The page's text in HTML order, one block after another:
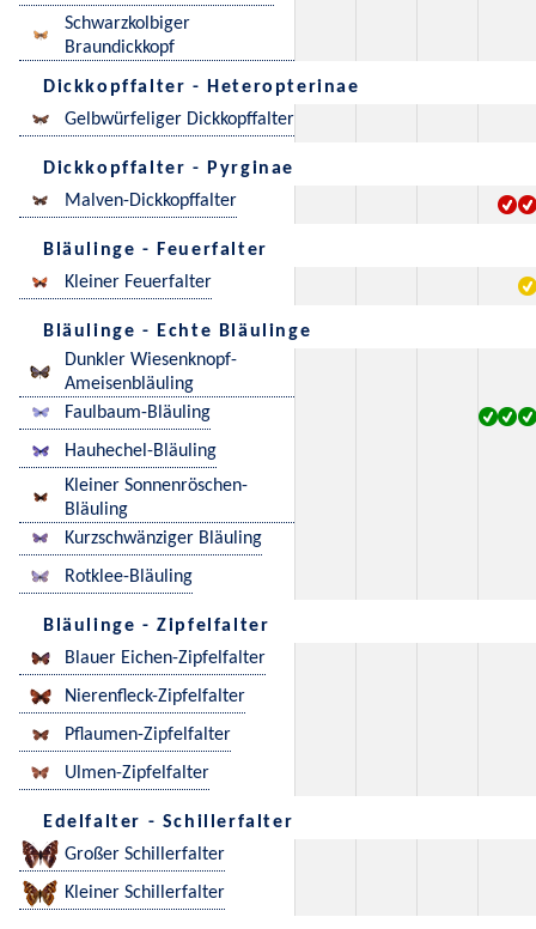
Schwarzkolbiger
Braundickkopf
Dickkopffalter - Heteropterinae
Gelbwürfeliger Dickkopffalter
Dickkopffalter - Pyrginae
Malven-Dickkopffalter
Bläulinge - Feuerfalter
Kleiner Feuerfalter
Bläulinge - Echte Bläulinge
Dunkler Wiesenknopf-
Ameisenbläuling
Faulbaum-Bläuling
Hauhechel-Bläuling
Kleiner Sonnenröschen-
Bläuling
Kurzschwänziger Bläuling
Rotklee-Bläuling
Bläulinge - Zipfelfalter
Blauer Eichen-Zipfelfalter
Nierenfleck-Zipfelfalter
Pflaumen-Zipfelfalter
Ulmen-Zipfelfalter
Edelfalter - Schillerfalter
Großer Schillerfalter
Kleiner Schillerfalter